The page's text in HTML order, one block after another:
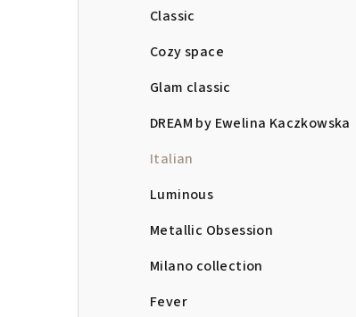
Classic
Cozy space
Glam classic
DREAM by Ewelina Kaczkowska
Italian
Luminous
Metallic Obsession
Milano collection
Fever